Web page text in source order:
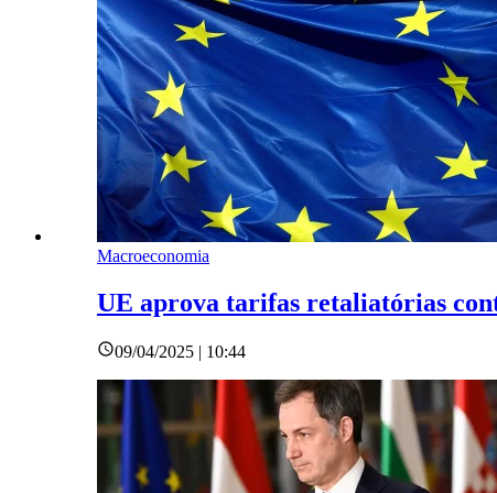
Macroeconomia
UE aprova tarifas retaliatórias
09/04/2025 | 10:44